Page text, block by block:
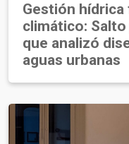
Gestión
climático:
que analizó
aguas urbanas